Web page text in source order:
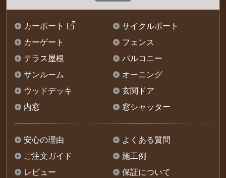
カーポート
サイクルポート
カーゲート
フェンス
テラス屋根
バルコニー
サンルーム
オーニング
ウッドデッキ
玄関ドア
内窓
窓シャッター
安心の理由
よくある質問
ご注文ガイド
施工例
レビュー
保証について